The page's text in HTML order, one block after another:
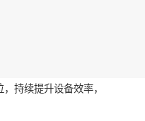
持续提升设备效率，